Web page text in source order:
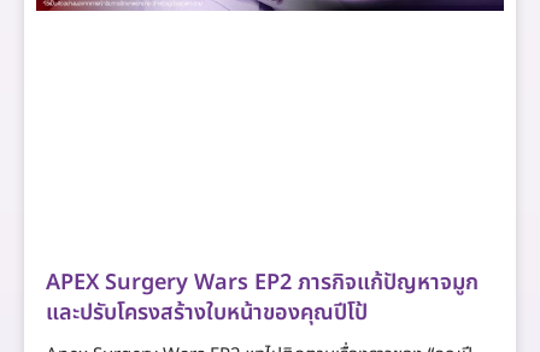
APEX Surgery Wars EP2 ภารกิจแก้ปัญหาจมูก
และปรับโครงสร้างใบหน้าของคุณปีโป้